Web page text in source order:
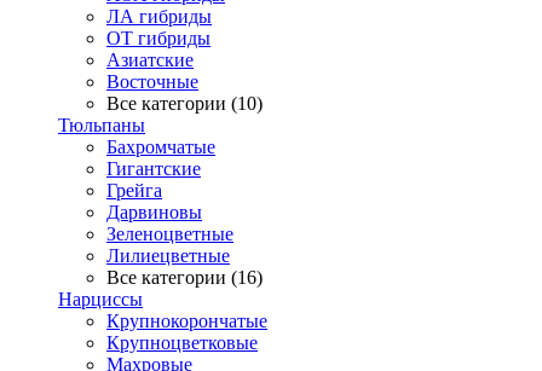
ЛА гибриды
ОТ гибриды
Азиатские
Восточные
Все категории (10)
Тюльпаны
Бахромчатые
Гигантские
Грейга
Дарвиновы
Зеленоцветные
Лилиецветные
Все категории (16)
Нарциссы
Крупнокорончатые
Крупноцветковые
Махровые